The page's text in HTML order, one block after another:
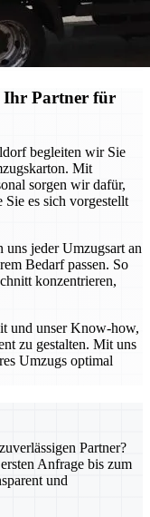
Ihr Partner für
begleiten wir Sie
Mit
sorgen wir dafür,
es sich vorgestellt
jeder Umzugsart an
Bedarf passen. So
konzentrieren,
und unser Know-how,
zu gestalten. Mit uns
Umzugs optimal
Partner?
Anfrage bis zum
und